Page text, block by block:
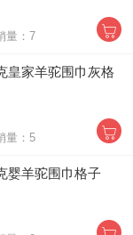
量：7
皇家羊驼围巾灰格
量：5
婴羊驼围巾格子